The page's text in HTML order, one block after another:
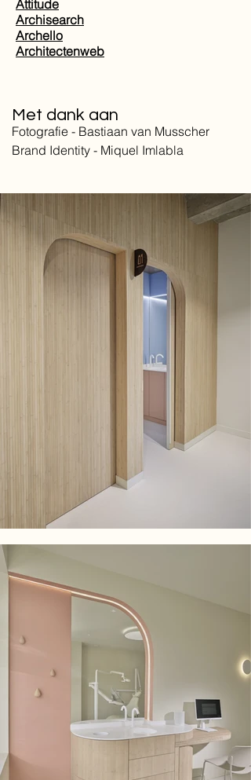
Attitude
Archisearch
Archello
Architectenweb
Met dank aan
Fotografie - Bastiaan van Musscher
Brand Identity - Miquel Imlabla